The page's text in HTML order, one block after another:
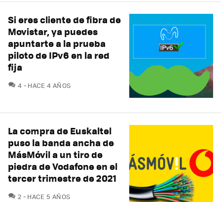
Si eres cliente de fibra de
Movistar, ya puedes
apuntarte a la prueba
piloto de IPv6 en la red
fija
4 COMENTARIOS
HACE 4 AÑOS
La compra de Euskaltel
puso la banda ancha de
MásMóvil a un tiro de
piedra de Vodafone en el
tercer trimestre de 2021
2 COMENTARIOS
HACE 5 AÑOS